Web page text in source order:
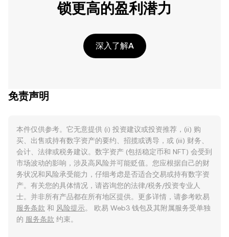
锁更高的盈利潜力
深入了解A
免责声明
本件仅供参考。它无意提供 (i) 投资建议或投资推荐，(ii) 购
买、出售或持有数字资产的要约、招揽或诱导，或 (iii) 财务、
会计、法律或税务建议。数字资产 (包括稳定币和 NFT) 会受到
市场波动的影响，涉及高风险并可能贬值。您应根据自己的财
务状况和风险承受能力，仔细考虑是否适合交易或持有数字资
产。有关您的具体情况，请咨询您的法律/税务/投资专业人
士。并非所有产品都在所有地区提供。更多详情，请参考欧易
服务条款 和 风险提示。 欧易 Web3 钱包及其附属服务受单独
的 服务条款 约束。